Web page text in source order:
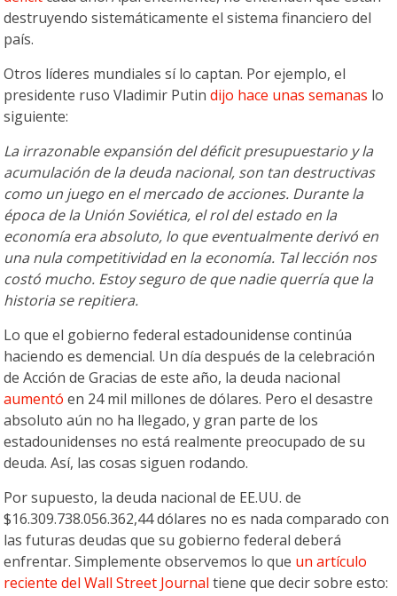
destruyendo sistemáticamente el sistema financiero del
país.
Otros líderes mundiales sí lo captan. Por ejemplo, el
presidente ruso Vladimir Putindijo hace unas semanas lo
siguiente:
La irrazonable expansión del déficit presupuestario y la
acumulación de la deuda nacional, son tan destructivas
como un juego en el mercado de acciones. Durante la
época de la Unión Soviética, el rol del estado en la
economía era absoluto, lo que eventualmente derivó en
una nula competitividad en la economía. Tal lección nos
costó mucho. Estoy seguro de que nadie querría que la
historia se repitiera.
Lo que el gobierno federal estadounidense continúa
haciendo es demencial. Un día después de la celebración
de Acción de Gracias de este año, la deuda nacional
aumentó en 24 mil millones de dólares. Pero el desastre
absoluto aún no ha llegado, y gran parte de los
estadounidenses no está realmente preocupado de su
deuda. Así, las cosas siguen rodando.
Por supuesto, la deuda nacional de EE.UU. de
$16.309.738.056.362,44 dólares no es nada comparado con
las futuras deudas que su gobierno federal deberá
enfrentar. Simplemente observemos lo que un artículo
reciente del Wall Street Journal tiene que decir sobre esto: